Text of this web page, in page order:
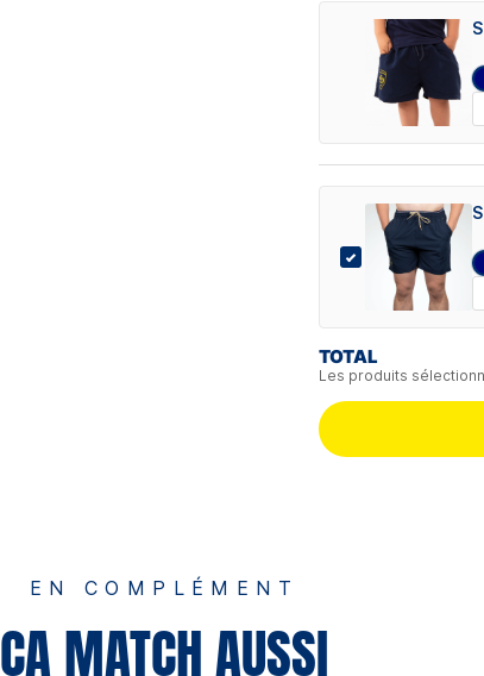
TOTAL
Les produits
EN COMPLÉMENT
ÇA MATCH AUSSI